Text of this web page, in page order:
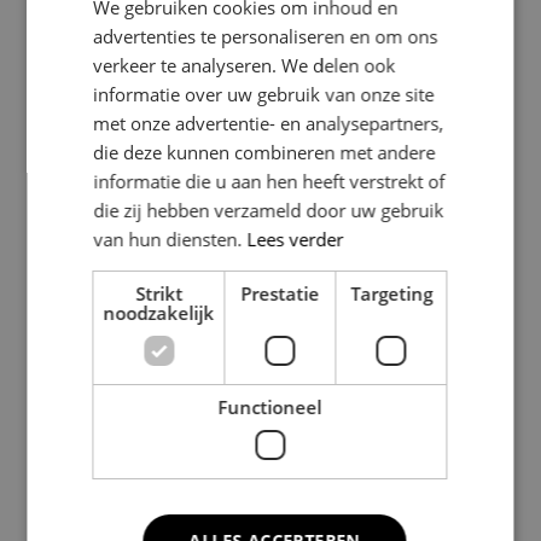
Belangrijke regels bij het
verbouwen van uw woning
Naast het aanvragen van vergunningen gelden er ook
verbouwen van een woning. Deze regels kunnen
betrekking hebben op maximale bouwhoogtes,
erfgrenzen, isolatie-eisen, veiligheidsvoorschriften en
kan ertoe leiden dat uw project stil komt te liggen of
We gebruiken cookies om inhoud en
advertenties te personaliseren en om ons
verkeer te analyseren. We delen ook
informatie over uw gebruik van onze site
met onze advertentie- en analysepartners,
die deze kunnen combineren met andere
informatie die u aan hen heeft verstrekt of
die zij hebben verzameld door uw gebruik
van hun diensten. Lees verder
Strikt
noodzakelijk
Prestatie Targeting
Functioneel